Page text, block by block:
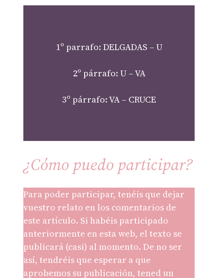
1º parrafo: DELGADAS – U
2º párrafo: U – VA
3º párrafo: VA – CRUCE
¿Cómo puedo participar?
Para poder participar, tenéis que dejar
vuestro relato en los comentarios de
este artículo. Si habéis participado
anteriormente en esta web, el texto se
publicará (casi) al momento. De no ser
así, tendréis que esperar a que
aprobemos su publicación, tened un